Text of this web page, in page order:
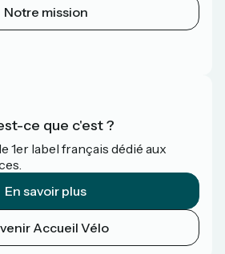
Notre mission
ce que c'est ?
1er label français dédié aux
En savoir plus
Accueil Vélo